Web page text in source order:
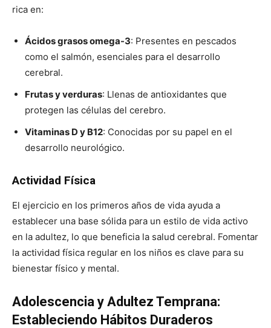
rica en:
Ácidos grasos omega-3: Presentes en pescados
como el salmón, esenciales para el desarrollo
cerebral.
Frutas y verduras: Llenas de antioxidantes que
protegen las células del cerebro.
Vitaminas D y B12: Conocidas por su papel en el
desarrollo neurológico.
Actividad Física
El ejercicio en los primeros años de vida ayuda a
establecer una base sólida para un estilo de vida activo
en la adultez, lo que beneficia la salud cerebral. Fomentar
la actividad física regular en los niños es clave para su
bienestar físico y mental.
Adolescencia y Adultez Temprana:
Estableciendo Hábitos Duraderos